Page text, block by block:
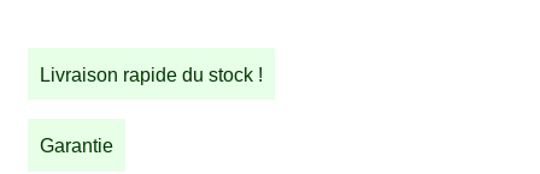
tube
guidon
alu
Livraison rapide du stock !
Garantie